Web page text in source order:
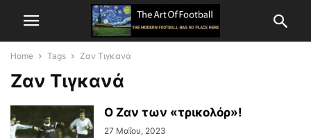
Home Tags Ζαν Τιγκανά
Ζαν Τιγκανά
Ο Ζαν των «τρικολόρ»!
27 Μαΐου, 2023